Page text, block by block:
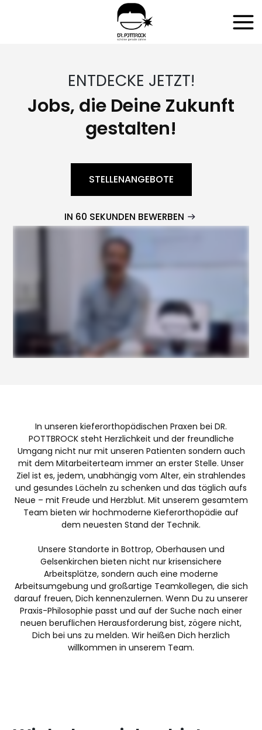
ENTDECKE JETZT!
Jobs, die Deine Zukunft
gestalten!
STELLENANGEBOTE
IN 60 SEKUNDEN BEWERBEN
In unseren kieferorthopädischen Praxen bei DR.
POTTBROCK steht Herzlichkeit und der freundliche
Umgang nicht nur mit unseren Patienten sondern auch
mit dem Mitarbeiterteam immer an erster Stelle. Unser
Ziel ist es, jedem, unabhängig vom Alter, ein strahlendes
und gesundes Lächeln zu schenken und das täglich aufs
Neue – mit Freude und Herzblut. Mit unserem gesamtem
Team bieten wir hochmoderne Kieferorthopädie auf
dem neuesten Stand der Technik.
Unsere Standorte in Bottrop, Oberhausen und
Gelsenkirchen bieten nicht nur krisensichere
Arbeitsplätze, sondern auch eine moderne
Arbeitsumgebung und großartige Teamkollegen, die sich
darauf freuen, Dich kennenzulernen. Wenn Du zu unserer
Praxis-Philosophie passt und auf der Suche nach einer
neuen beruflichen Herausforderung bist, zögere nicht,
Dich bei uns zu melden. Wir heißen Dich herzlich
willkommen in unserem Team.